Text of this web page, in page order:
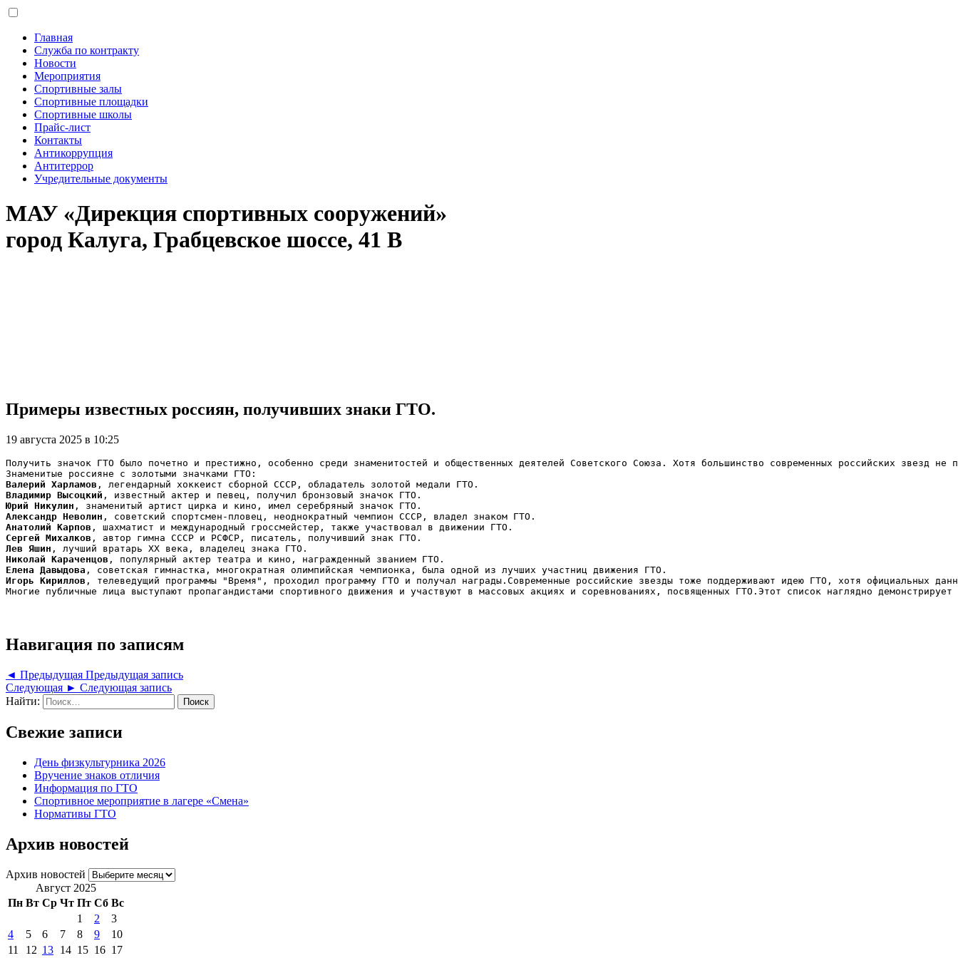
Главная
Служба по контракту
Новости
Мероприятия
Спортивные залы
Спортивные площадки
Спортивные школы
Прайс-лист
Контакты
Антикоррупция
Антитеррор
Учредительные документы
МАУ «Дирекция спортивных сооружений»
город Калуга, Грабцевское шоссе, 41 В
Примеры известных россиян, получивших знаки ГТО.
19 августа 2025 в 10:25
Получить значок ГТО было почетно и престижно, особенно среди знаменитостей и общественных деятелей Советского Союза. Хотя большинство современных российских звезд
Знаменитые россияне с золотыми значками ГТО:
Валерий Харламов , легендарный хоккеист сборной СССР, обладатель золотой медали ГТО.
Владимир Высоцкий , известный актер и певец, получил бронзовый значок ГТО.
Юрий Никулин , знаменитый артист цирка и кино, имел серебряный значок ГТО.
Александр Неволин , советский спортсмен-пловец, неоднократный чемпион СССР, владел знаком ГТО.
Анатолий Карпов , шахматист и международный гроссмейстер, также участвовал в движении ГТО.
Сергей Михалков , автор гимна СССР и РСФСР, писатель, получивший знак ГТО.
Лев Яшин , лучший вратарь XX века, владелец знака ГТО.
Николай Караченцов , популярный актер театра и кино, награжденный званием ГТО.
Елена Давыдова , советская гимнастка, многократная олимпийская чемпионка, была одной из лучших участниц движения ГТО.
Игорь Кириллов , телеведущий программы "Время", проходил программу ГТО и получал награды.Современные российские звезды тоже поддерживают идею ГТО, хотя официальных
Многие публичные лица выступают пропагандистами спортивного движения и участвуют в массовых акциях и соревнованиях, посвященных ГТО.Этот список наглядно
Навигация по записям
◄ Предыдущая Предыдущая запись
Следующая ► Следующая запись
Найти:
Свежие записи
День физкультурника 2026
Вручение знаков отличия
Информация по ГТО
Спортивное мероприятие в лагере «Смена»
Нормативы ГТО
Архив новостей
Архив новостей
Август 2025
Пн Вт Ср Чт Пт Сб Вс
1
2
3
4
5 6 7 8 9
10
11
12 13 14 15 16 17